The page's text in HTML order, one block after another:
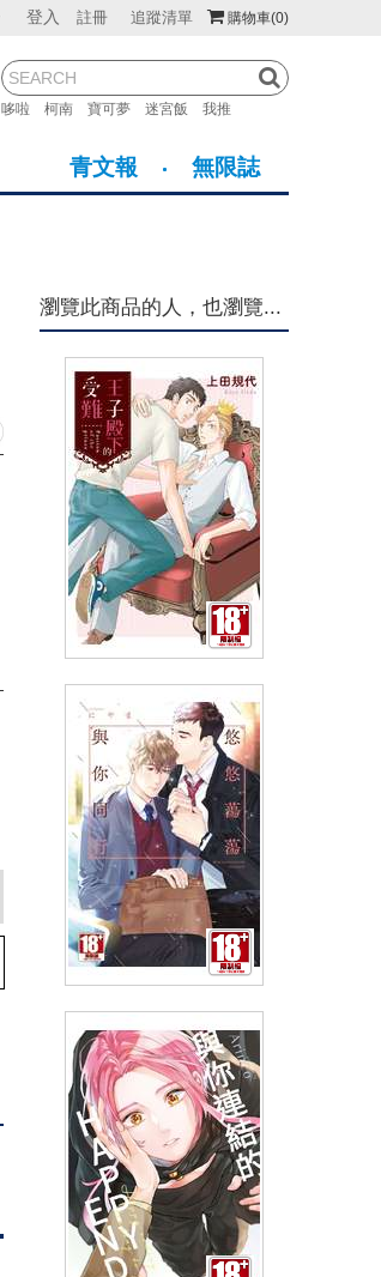
購物車(0)
登入 註冊 追蹤清單
哆啦 柯南 寶可夢 迷宮飯 我推
紐西蘭 馬來西亞
菲律賓
青文報 無限誌
瀏覽此商品的人，也瀏覽...
王子殿下的受難(全)
NT$140 90折 NT$126 (USD4.18)
NT$140 90折 NT$126 (USD4.18)